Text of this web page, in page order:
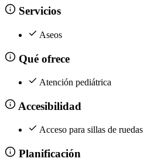
Servicios
Aseos
Qué ofrece
Atención pediátrica
Accesibilidad
Acceso para sillas de ruedas
Planificación